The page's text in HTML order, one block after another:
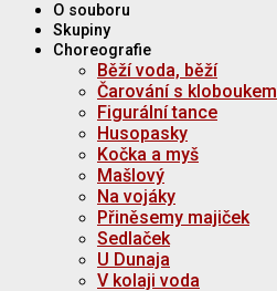
O souboru
Skupiny
Choreografie
Běží voda, běží
Čarování s kloboukem
Figurální tance
Husopasky
Kočka a myš
Mašlový
Na vojáky
Přiněsemy majiček
Sedlaček
U Dunaja
V kolaji voda